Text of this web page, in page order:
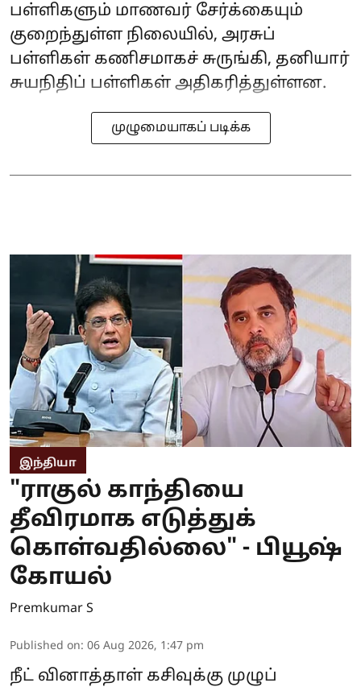
பள்ளிகளும் மாணவர் சேர்க்கையும்
குறைந்துள்ள நிலையில், அரசுப்
பள்ளிகள் கணிசமாகச் சுருங்கி, தனியார்
சுயநிதிப் பள்ளிகள் அதிகரித்துள்ளன.
முழுமையாகப் படிக்க
இந்தியா
"ராகுல் காந்தியை
தீவிரமாக எடுத்துக்
கொள்வதில்லை" - பியூஷ்
கோயல்
Premkumar S
Published on: 06 Aug 2026, 1:47 pm
நீட் வினாத்தாள் கசிவுக்கு முழுப்